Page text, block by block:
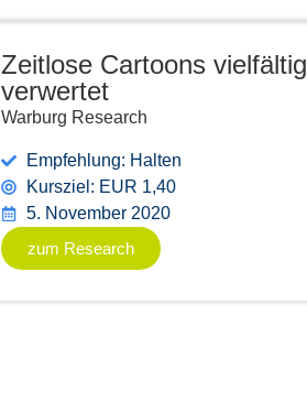
Zeitlose Cartoons vielfältig
verwertet
Warburg Research
Empfehlung: Halten
Kursziel: EUR 1,40
5. November 2020
zum Research